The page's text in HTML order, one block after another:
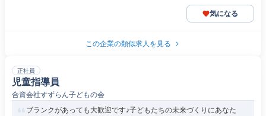
気になる
この企業の類似求人を見る
正社員
児童指導員
合資会社すずらん子どもの会
ブランクがあっても大歓迎です♪子どもたちの未来づくりにあなた